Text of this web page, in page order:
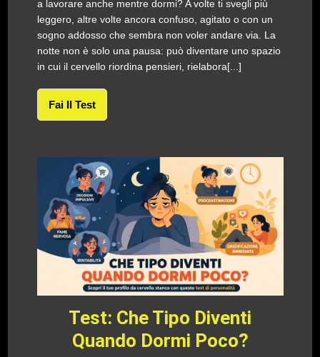
a lavorare anche mentre dormi? A volte ti svegli più
leggero, altre volte ancora confuso, agitato o con un
sogno addosso che sembra non voler andare via. La
notte non è solo una pausa: può diventare uno spazio
in cui il cervello riordina pensieri, rielabora[...]
Fai Il Test
Test: Che Tipo Diventi
Quando Dormi Poco?